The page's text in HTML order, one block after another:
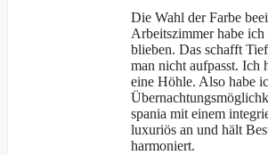
Die Wahl der Farbe
Arbeitszimmer habe
blieben. Das schafft
man nicht aufpasst. Ich
eine Höhle. Also habe
spania mit einem
luxuriös an und hält
harmoniert.